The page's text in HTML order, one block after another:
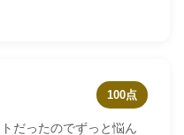
100点
だったのでずっと悩ん